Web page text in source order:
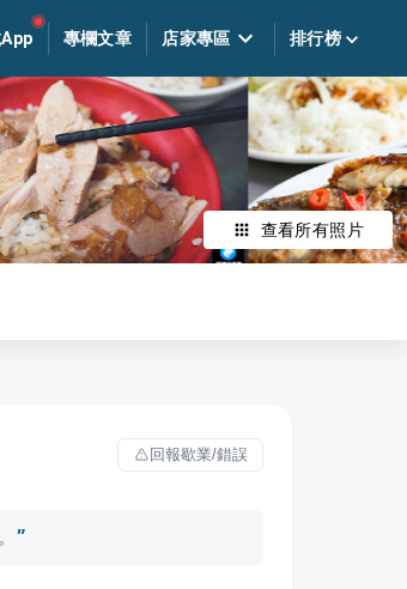
專欄文章 店家專區 排行榜
查看所有照片
回報歇業/錯誤